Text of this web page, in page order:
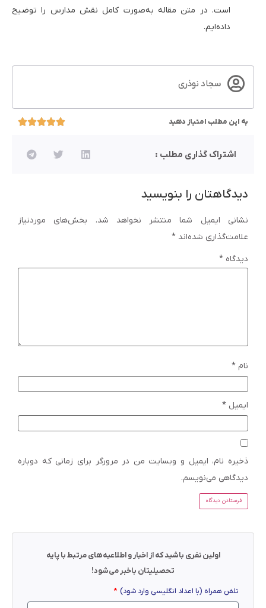
است. در متن مقاله به‌صورت کامل نقش مدارس را توضیح
داده‌ایم.
سجاد نوذری
به این مطلب امتیاز دهید
اشتراک گذاری مطلب :
دیدگاهتان را بنویسید
نشانی ایمیل شما منتشر نخواهد شد.
بخش‌های موردنیاز
علامت‌گذاری شده‌اند *
دیدگاه *
نام *
ایمیل *
ذخیره نام، ایمیل و وبسایت من در مرورگر برای زمانی که دوباره
دیدگاهی می‌نویسم.
اولین نفری باشید که از اخبار و اطلاعیه‌های مرتبط با پایه
تحصیلیتان باخبر می‌شود!
تلفن همراه (با اعداد انگلیسی وارد شود)